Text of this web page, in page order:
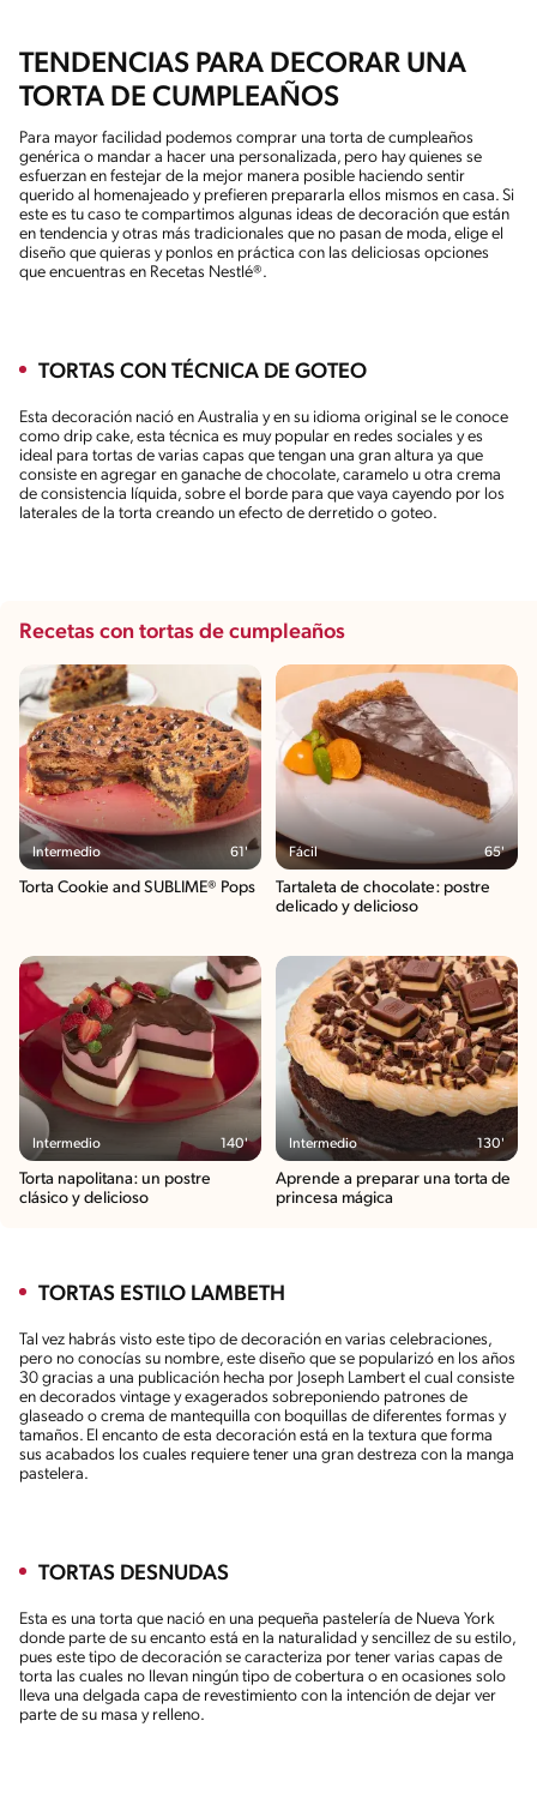
TENDENCIAS PARA DECORAR UNA
TORTA DE CUMPLEAÑOS
Para mayor facilidad podemos comprar una torta de cumpleaños
genérica o mandar a hacer una personalizada, pero hay quienes se
esfuerzan en festejar de la mejor manera posible haciendo sentir
querido al homenajeado y prefieren prepararla ellos mismos en casa. Si
este es tu caso te compartimos algunas ideas de decoración que están
en tendencia y otras más tradicionales que no pasan de moda, elige el
diseño que quieras y ponlos en práctica con las deliciosas opciones
que encuentras en Recetas Nestlé®.
TORTAS CON TÉCNICA DE GOTEO
Esta decoración nació en Australia y en su idioma original se le conoce
como drip cake, esta técnica es muy popular en redes sociales y es
ideal para tortas de varias capas que tengan una gran altura ya que
consiste en agregar en ganache de chocolate, caramelo u otra crema
de consistencia líquida, sobre el borde para que vaya cayendo por los
laterales de la torta creando un efecto de derretido o goteo.
Recetas con tortas de cumpleaños
Intermedio 61'
Torta Cookie and SUBLIME® Pops
Fácil 65'
Tartaleta de chocolate: postre
delicado y delicioso
Intermedio 140'
Torta napolitana: un postre
clásico y delicioso
Intermedio 130'
Aprende a preparar una torta de
princesa mágica
TORTAS ESTILO LAMBETH
Tal vez habrás visto este tipo de decoración en varias celebraciones,
pero no conocías su nombre, este diseño que se popularizó en los años
30 gracias a una publicación hecha por Joseph Lambert el cual consiste
en decorados vintage y exagerados sobreponiendo patrones de
glaseado o crema de mantequilla con boquillas de diferentes formas y
tamaños. El encanto de esta decoración está en la textura que forma
sus acabados los cuales requiere tener una gran destreza con la manga
pastelera.
TORTAS DESNUDAS
Esta es una torta que nació en una pequeña pastelería de Nueva York
donde parte de su encanto está en la naturalidad y sencillez de su estilo,
pues este tipo de decoración se caracteriza por tener varias capas de
torta las cuales no llevan ningún tipo de cobertura o en ocasiones solo
lleva una delgada capa de revestimiento con la intención de dejar ver
parte de su masa y relleno.